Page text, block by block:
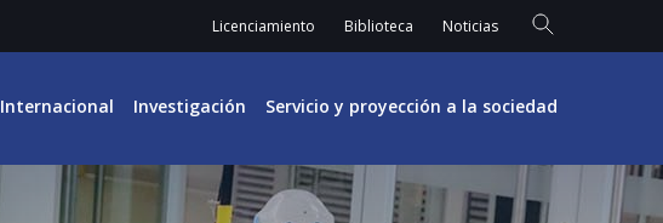
Licenciamiento Biblioteca Noticias
Internacional Investigación Servicio y proyección a la sociedad